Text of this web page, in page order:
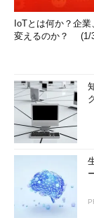
IoTとは何か？企業
変えるのか？ (1/